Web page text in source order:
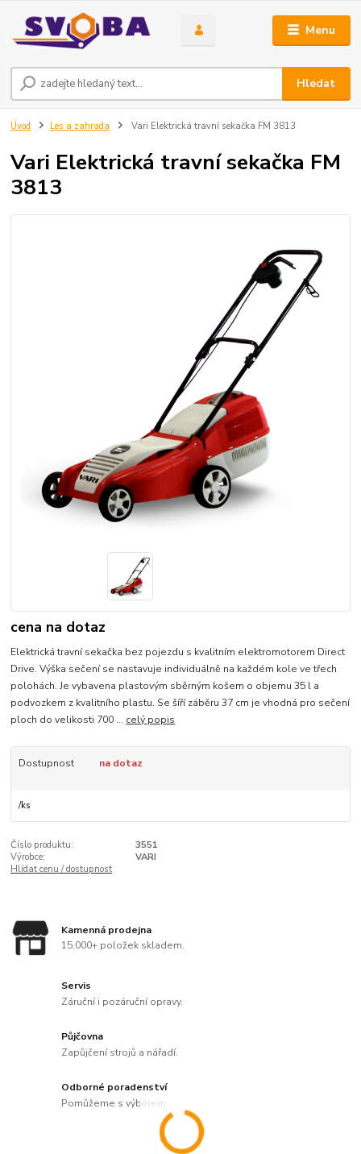
Menu
Hledat
Úvod Les a zahrada Vari Elektrická travní sekačka FM 3813
Vari Elektrická travní sekačka FM
3813
cena na dotaz
Elektrická travní sekačka bez pojezdu s kvalitním elektromotorem Direct
Drive. Výška sečení se nastavuje individuálně na každém kole ve třech
polohách. Je vybavena plastovým sběrným košem o objemu 35 l a
podvozkem z kvalitního plastu. Se šíří záběru 37 cm je vhodná pro sečení
ploch do velikosti 700 ... celý popis
Dostupnost na dotaz
/ks
Číslo produktu:
3551
Výrobce:
VARI
Hlídat cenu / dostupnost
Kamenná prodejna
15.000+ položek skladem.
Servis
Záruční i pozáruční opravy.
Půjčovna
Zapůjčení strojů a nářadí.
Odborné poradenství
Pomůžeme s výběrem.